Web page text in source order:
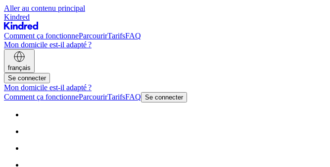
Aller au contenu principal
Kindred
Comment ça fonctionneParcourirTarifsFAQ
Mon domicile est-il adapté ?
français
Se connecter
Mon domicile est-il adapté ?
Comment ça fonctionneParcourirTarifsFAQ Se connecter